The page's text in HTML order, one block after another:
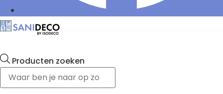
Producten zoeken